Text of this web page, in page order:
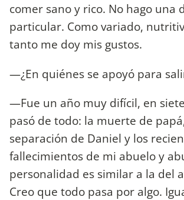
comer sano y rico. No hago una
particular. Como variado,
tanto me doy mis gustos.
—¿En quiénes se apoyó para
—Fue un año muy difícil, en
pasó de todo: la muerte de
separación de Daniel y los
fallecimientos de mi abuelo y
personalidad es similar a la del
Creo que todo pasa por algo.